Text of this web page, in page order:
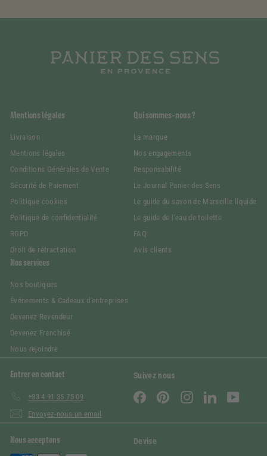
Mentions légales
Livraison
Mentions légales
Conditions Générales de Vente
Sécurité de Paiement
Politique cookies
Politique de confidentialité
RGPD
Droit de rétractation
Qui sommes-nous ?
La marque
Nos engagements
Responsabilité
Le Journal Panier des Sens
Le guide du savon de Marseille liquide
Le guide de l'eau de toilette
FAQ
Avis clients
Nos services
Nos boutiques
Événements & Cadeaux d'entreprises
Devenez Revendeur
Devenez Franchisé
Nous rejoindre
Entrer en contact
+33 4 91 35 75 09
Envoyez-nous un email
Suivez nous
FacebookPinterestInstagramLinkedIn
Nous acceptons Devise